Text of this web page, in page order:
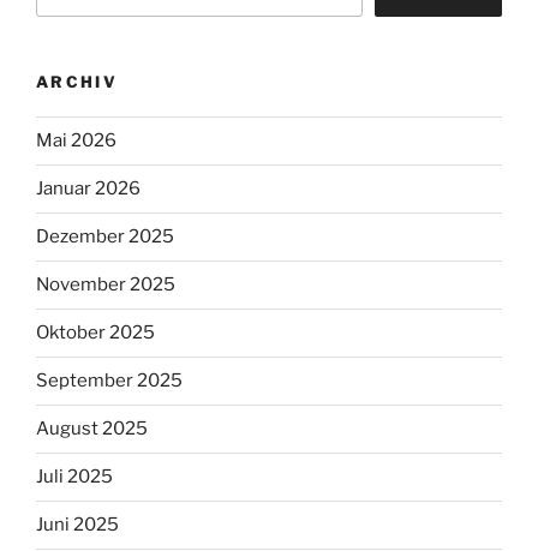
ARCHIV
Mai 2026
Januar 2026
Dezember 2025
November 2025
Oktober 2025
September 2025
August 2025
Juli 2025
Juni 2025